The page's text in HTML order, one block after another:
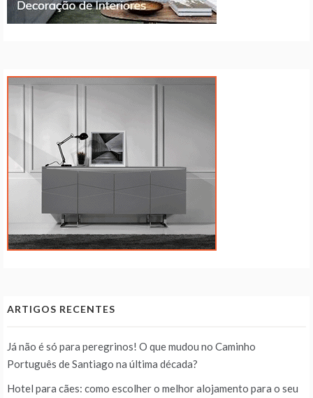
ARTIGOS RECENTES
Já não é só para peregrinos! O que mudou no Caminho
Português de Santiago na última década?
Hotel para cães: como escolher o melhor alojamento para o seu